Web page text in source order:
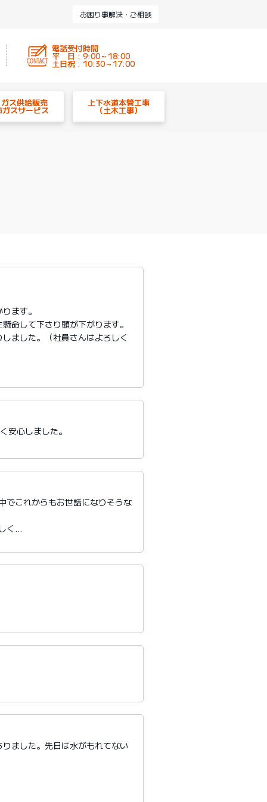
お困り事解決・ご相談
電話受付時間
平 日 : 9:00～18:00
土日祝 : 10:30～17:00
ス供給販売
ガスサービス
上下水道本管工事
（土木工事）
ます。
命して下さり頭が下がります。
ました。（社員さんはよろしく
安心しました。
でこれからもお世話になりそうな
く…
ました。先日は水がもれてない